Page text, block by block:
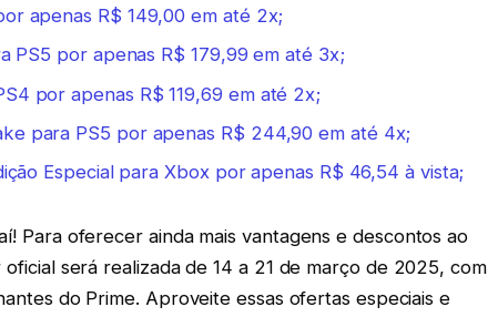
apenas R$ 149,00 em até 2x;
PS5 por apenas R$ 179,99 em até 3x;
por apenas R$ 119,69 em até 2x;
para PS5 por apenas R$ 244,90 em até 4x;
Especial para Xbox por apenas R$ 46,54 à vista;
Para oferecer ainda mais vantagens e descontos ao
será realizada de 14 a 21 de março de 2025, com
do Prime. Aproveite essas ofertas especiais e